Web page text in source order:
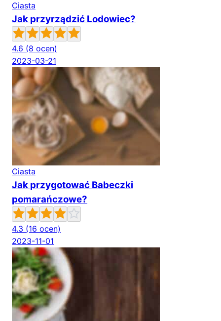
Ciasta
Jak przyrządzić Lodowiec?
4.6 (8 ocen)
2023-03-21
Ciasta
Jak przygotować Babeczki
pomarańczowe?
4.3 (16 ocen)
2023-11-01